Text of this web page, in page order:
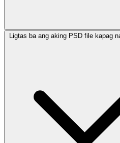
Ligtas ba ang aking PSD file kapag